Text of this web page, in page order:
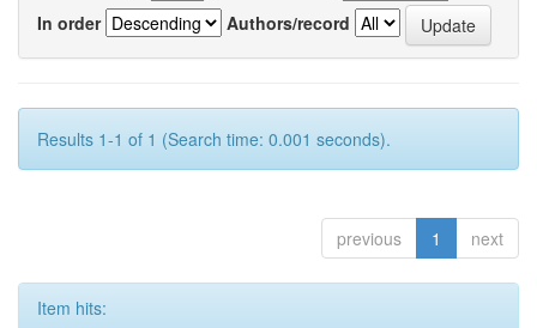
In order
Authors/record
Results 1-1 of 1 (Search time: 0.001 seconds).
previous 1 next
Item hits: